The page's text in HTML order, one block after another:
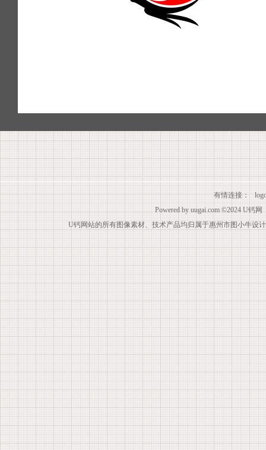
有情连接：
Powered byuugai.com©2024U钙网
U钙网站的所有图像素材、技术产品均归属于惠州市图小牛设